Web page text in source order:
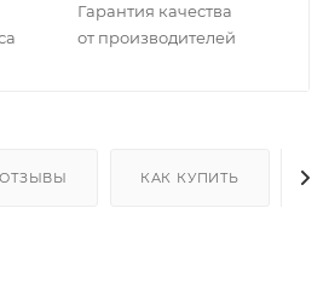
Гарантия качества
от производителей
ОТЗЫВЫ КАК КУПИТЬ